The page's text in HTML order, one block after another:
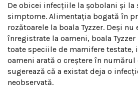
De obicei infecțiile la șobolani și la
simptome. Alimentația bogată în
rozătoarele la boala Tyzzer. Deși nu
înregistrate la oameni, boala Tyzzer
toate speciile de mamifere testate,
oameni arată o creștere în numărul
sugerează că a existat deja o
neobservată.